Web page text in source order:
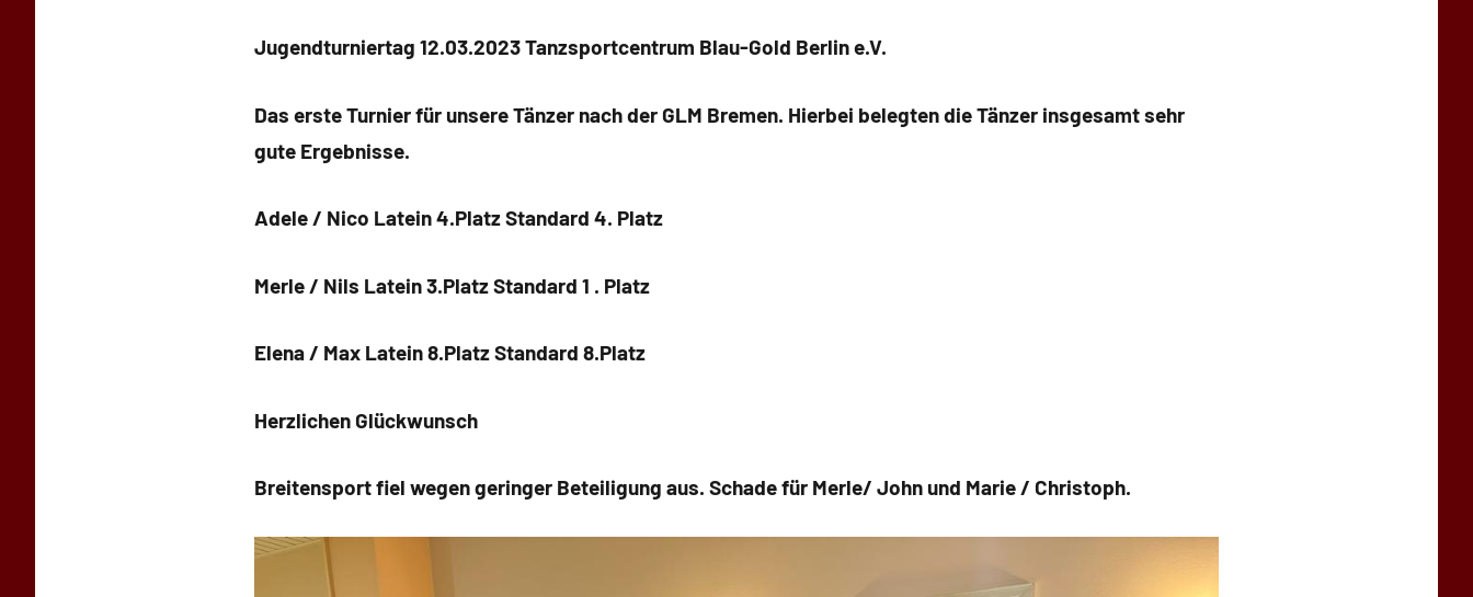
Schwarz-
Jugendturniertag 12.03.2023 Tanzsportcentrum Blau-Gold Berlin e.V.
Das erste Turnier für unsere Tänzer nach der GLM Bremen. Hierbei belegten die Tänzer insgesamt sehr
gute Ergebnisse.
Adele / Nico Latein 4.Platz Standard 4. Platz
Merle / Nils Latein 3.Platz Standard 1 . Platz
Elena / Max Latein 8.Platz Standard 8.Platz
Herzlichen Glückwunsch
Breitensport fiel wegen geringer Beteiligung aus. Schade für Merle/ John und Marie / Christoph.